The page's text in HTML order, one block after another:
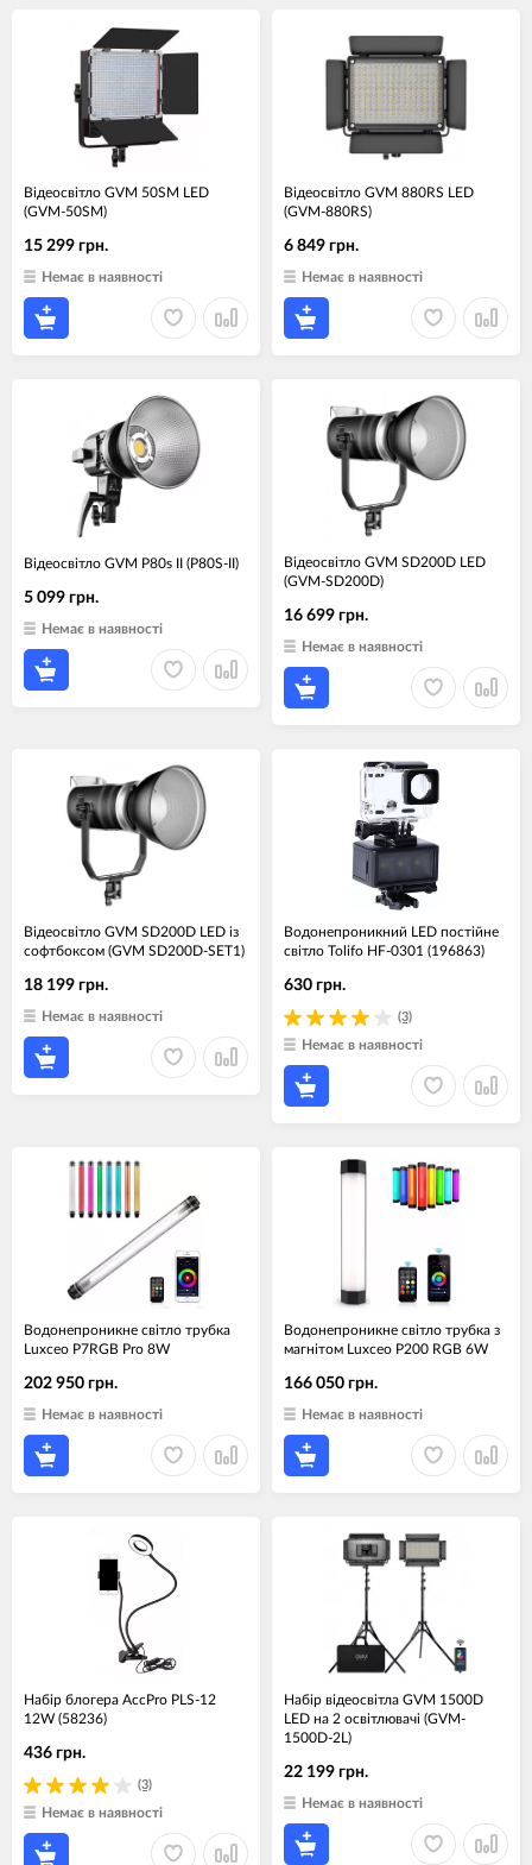
Відеосвітло GVM 50SM LED
(GVM-50SM)
15 299 грн.
Немає в наявності
Відеосвітло GVM 880RS LED
(GVM-880RS)
6 849 грн.
Немає в наявності
Відеосвітло GVM P80s II (P80S-II)
5 099 грн.
Немає в наявності
Відеосвітло GVM SD200D LED
(GVM-SD200D)
16 699 грн.
Немає в наявності
Відеосвітло GVM SD200D LED із
софтбоксом (GVM SD200D-SET1)
18 199 грн.
Немає в наявності
Водонепроникний LED постійне
світло Tolifo HF-0301 (196863)
(3)
630 грн.
Немає в наявності
Водонепроникне світло трубка
Luxceo P7RGB Pro 8W
202 950 грн.
Немає в наявності
Водонепроникне світло трубка з
магнітом Luxceo P200 RGB 6W
166 050 грн.
Немає в наявності
Набір блогера AccPro PLS-12
12W (58236)
(3)
436 грн.
Немає в наявності
Набір відеосвітла GVM 1500D
LED на 2 освітлювачі (GVM-
1500D-2L)
22 199 грн.
Немає в наявності